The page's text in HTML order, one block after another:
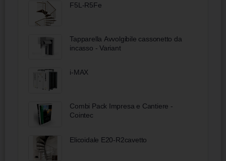
F5L-R5Fe
Tapparella Avvolgibile cassonetto da
incasso - Variant
i-MAX
Combi Pack Impresa e Cantiere -
Cointec
Elicoidale E20-R2cavetto